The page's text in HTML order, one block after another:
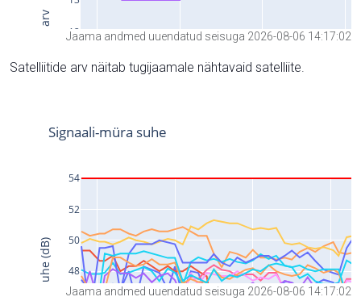
Jaama andmed uuendatud seisuga 2026-08-06 14:17:02
Satelliitide arv näitab tugijaamale nähtavaid satelliite.
Jaama andmed uuendatud seisuga 2026-08-06 14:17:02